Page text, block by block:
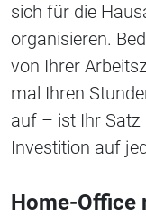
sich für die
organisieren.
von Ihrer
mal Ihren
auf – ist Ihr Satz
Investition auf
Home-Office